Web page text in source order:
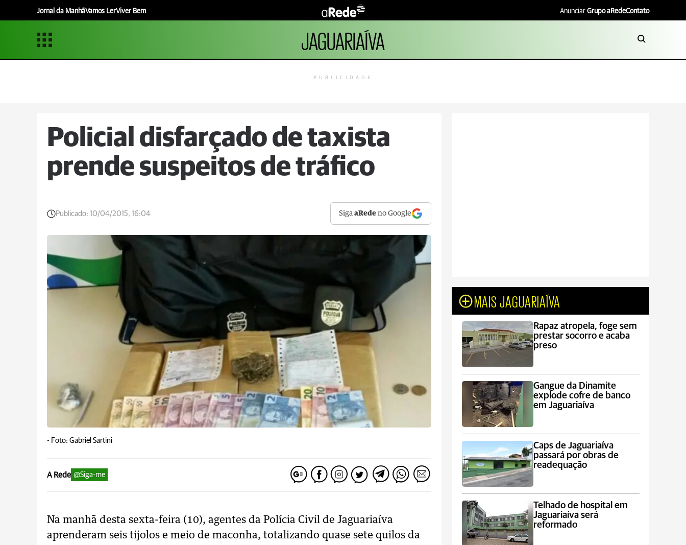
Jornal da ManhãVamos LerViver Bem Anunciar Grupo aRedeContato
JAGUARIAÍVA
PUBLICIDADE
Policial disfarçado de taxista
prende suspeitos de tráfico
Publicado: 10/04/2015, 16:04 SigaaRede no Google
- Foto: Gabriel Sartini
A Rede @Siga-me
Na manhã desta sexta-feira (10), agentes da Polícia Civil de Jaguariaíva
aprenderam seis tijolos e meio de maconha, totalizando quase sete quilos da
MAIS JAGUARIAÍVA
Rapaz atropela, foge sem
prestar socorro e acaba
preso
Gangue da Dinamite
explode cofre de banco
em Jaguariaíva
Caps de Jaguariaíva
passará por obras de
readequação
Telhado de hospital em
Jaguariaíva será
reformado